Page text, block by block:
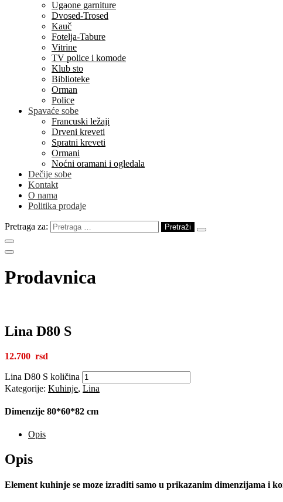
Ugaone garniture
Dvosed-Trosed
Kauč
Fotelja-Tabure
Vitrine
TV police i komode
Klub sto
Biblioteke
Orman
Police
Spavaće sobe
Francuski ležaji
Drveni kreveti
Spratni kreveti
Ormani
Noćni oramani i ogledala
Dečije sobe
Kontakt
O nama
Politika prodaje
Pretraga za:
Prodavnica
Lina D80 S
12.700
Lina D80 S količina
Kategorije: Kuhinje, Lina
Dimenzije 80*60*82 cm
Opis
Opis
Element kuhinje se moze izraditi samo u prikazanim dimenzijama i